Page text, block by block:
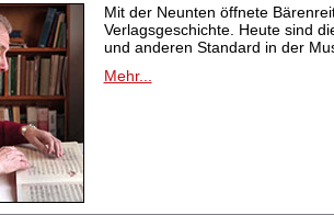
Mit der Neunten öffnete
Verlagsgeschichte. Heute sind
und anderen Standard in der
Mehr...